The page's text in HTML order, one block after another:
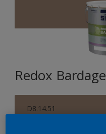
Redox Bardage
D8.14.51